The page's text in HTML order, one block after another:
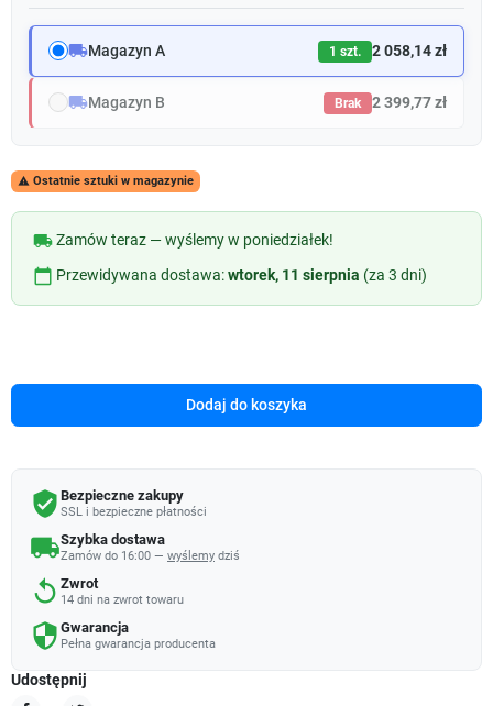
local_shippingMagazyn A 1 szt. 2 058,14 zł
local_shippingMagazyn B Brak 2 399,77 zł
 Ostatnie sztuki w magazynie
local_shippingZamów teraz — wyślemy w poniedziałek!
calendar_today Przewidywana dostawa:wtorek, 11 sierpnia (za 3 dni)
Dodaj do koszyka
verified_user Bezpieczne zakupy
SSL i bezpieczne płatności
local_shippingSzybka dostawa
Zamów do 16:00 — wyślemy dziś
replay Zwrot
14 dni na zwrot towaru
security Gwarancja
Pełna gwarancja producenta
Udostępnij